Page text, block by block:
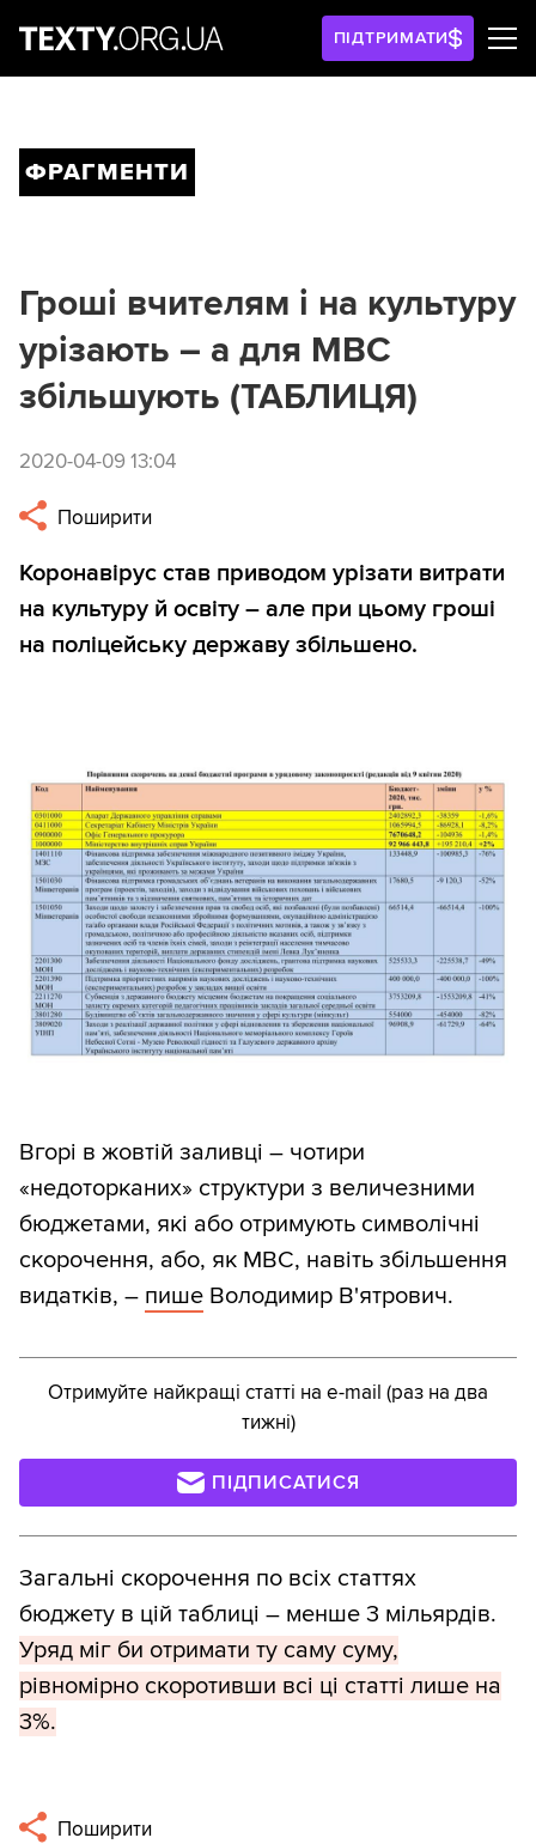
ПІДТРИМАТИ
ФРАГМЕНТИ
Гроші вчителям і на культуру
урізають – а для МВС
збільшують (ТАБЛИЦЯ)
2020-04-09 13:04
Поширити
Коронавірус став приводом урізати витрати
на культуру й освіту – але при цьому гроші
на поліцейську державу збільшено.
Вгорі в жовтій заливці – чотири
«недоторканих» структури з величезними
бюджетами, які або отримують символічні
скорочення, або, як МВС, навіть збільшення
видатків, – пише Володимир В'ятрович.
Отримуйте найкращі статті на e-mail (раз на два
тижні)
ПІДПИСАТИСЯ
Загальні скорочення по всіх статтях
бюджету в цій таблиці – менше 3 мільярдів.
Уряд міг би отримати ту саму суму,
рівномірно скоротивши всі ці статті лише на
3%.
Поширити